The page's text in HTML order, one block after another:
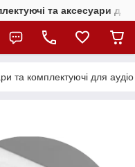
та аксесуари
та комплектуючі для